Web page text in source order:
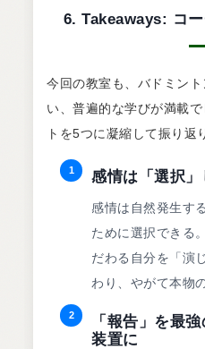
6. Takeaways: コ
今回の教室も、バドミン
い、普遍的な学びが満載
トを5つに凝縮して振り返
1 感情は「選択
感情は自然発生す
ために選択できる
だわる自分を「演
わり、やがて本物
2
「報告」を最
装置に